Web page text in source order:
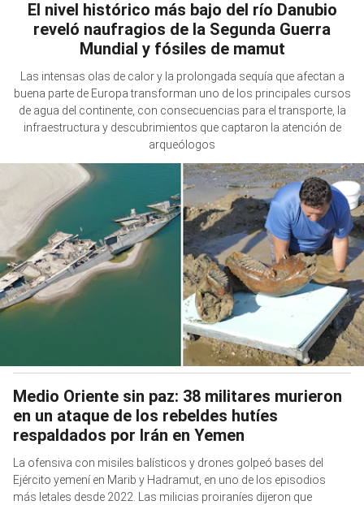
El nivel histórico más bajo del río Danubio
reveló naufragios de la Segunda Guerra
Mundial y fósiles de mamut
Las intensas olas de calor y la prolongada sequía que afectan a
buena parte de Europa transforman uno de los principales cursos
de agua del continente, con consecuencias para el transporte, la
infraestructura y descubrimientos que captaron la atención de
arqueólogos
Medio Oriente sin paz: 38 militares murieron
en un ataque de los rebeldes hutíes
respaldados por Irán en Yemen
La ofensiva con misiles balísticos y drones golpeó bases del
Ejército yemení en Marib y Hadramut, en uno de los episodios
más letales desde 2022. Las milicias proiraníes dijeron que